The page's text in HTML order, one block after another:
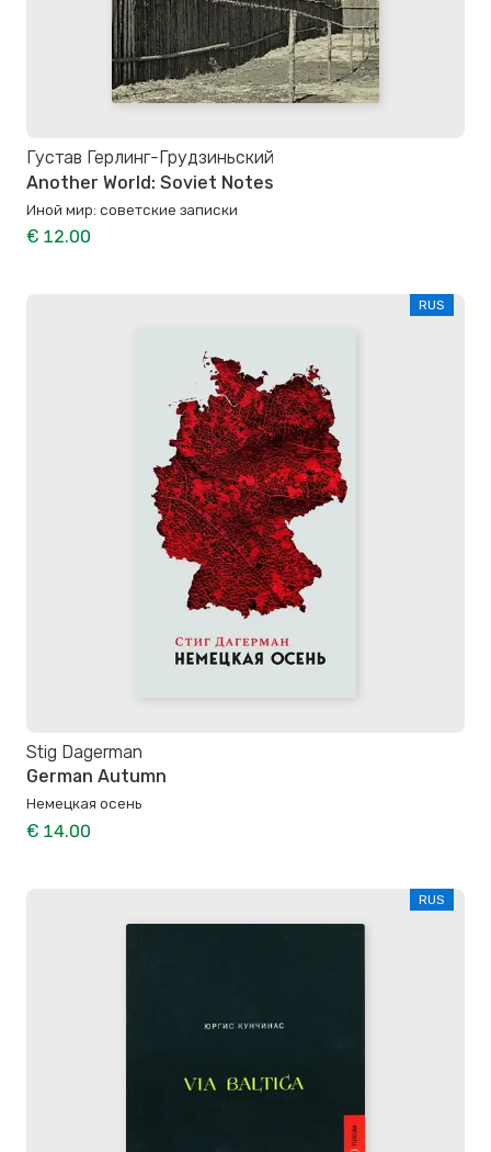
Густав Герлинг-Грудзиньский
Another World: Soviet Notes
Иной мир: советские записки
€ 12.00
RUS
Stig Dagerman
German Autumn
Немецкая осень
€ 14.00
RUS